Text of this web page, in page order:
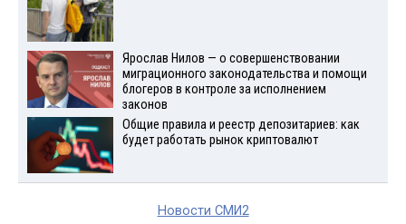
Ярослав Нилов — о совершенствовании
миграционного законодательства и помощи
блогеров в контроле за исполнением
законов
Общие правила и реестр депозитариев: как
будет работать рынок криптовалют
Новости СМИ2